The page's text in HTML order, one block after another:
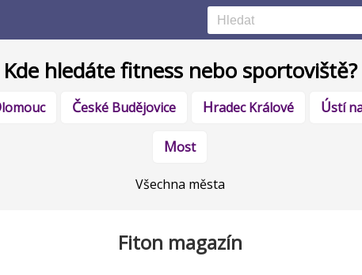
Kde hledáte fitness nebo sportoviště?
Olomouc České Budějovice Hradec Králové Ústí
Most
Všechna města
Fiton magazín